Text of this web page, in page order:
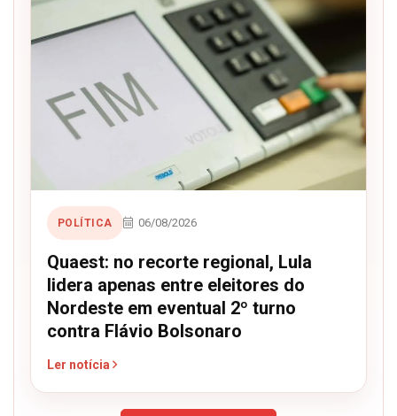
POLÍTICA 06/08/2026
Quaest: no recorte regional, Lula
lidera apenas entre eleitores do
Nordeste em eventual 2º turno
contra Flávio Bolsonaro
Ler notícia